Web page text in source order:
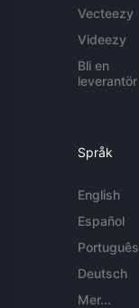
Vecteezy
Videezy
Bli en
leverantör
Språk
English
Español
Português
Deutsch
Mer...